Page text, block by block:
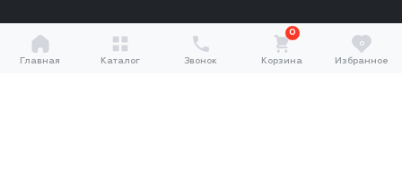
Главная Каталог Звонок
0
Корзина
0
Избранное